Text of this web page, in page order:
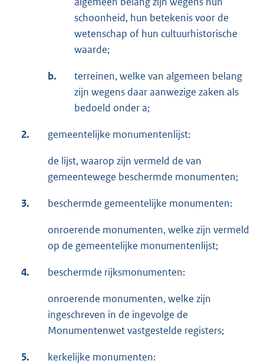
schoonheid, hun betekenis voor de
wetenschap of hun cultuurhistorische
waarde;
b.
terreinen, welke van algemeen belang
zijn wegens daar aanwezige zaken als
bedoeld onder a;
2. gemeentelijke monumentenlijst:
de lijst, waarop zijn vermeld de van
gemeentewege beschermde monumenten;
3. beschermde gemeentelijke monumenten:
onroerende monumenten, welke zijn vermeld
op de gemeentelijke monumentenlijst;
4. beschermde rijksmonumenten:
onroerende monumenten, welke zijn
ingeschreven in de ingevolge de
Monumentenwet vastgestelde registers;
5. kerkelijke monumenten: